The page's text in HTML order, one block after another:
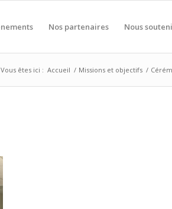
Nos partenaires Nous
Vous êtes ici : Accueil / Missions et objectifs /